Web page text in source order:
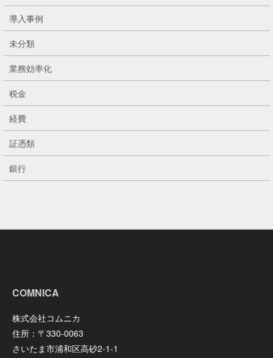
導入事例
未分類
業務効率化
税金
経費
証憑類
銀行
COMNICA
株式会社コムニカ
住所：〒330-0063
さいたま市浦和区高砂2-1-1